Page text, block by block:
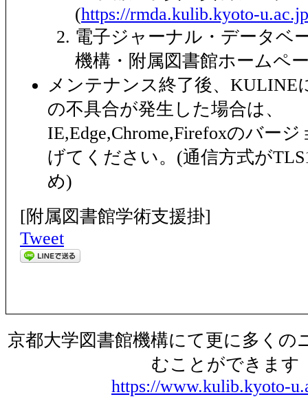
(https://rmda.kulib.kyoto-
電子ジャーナル・データベ
機構・附属図書館ホームペ
メンテナンス終了後、KULINE
の不具合が発生した場合は、
IE,Edge,Chrome,Firefoxのバー
げてください。(通信方式が
め)
[附属図書館学術支援掛]
Tweet
京都大学図書館機構にて更に多くの
むことができます
https://www.kulib.kyoto-